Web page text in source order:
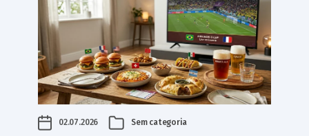
02.07.2026 Sem categoria